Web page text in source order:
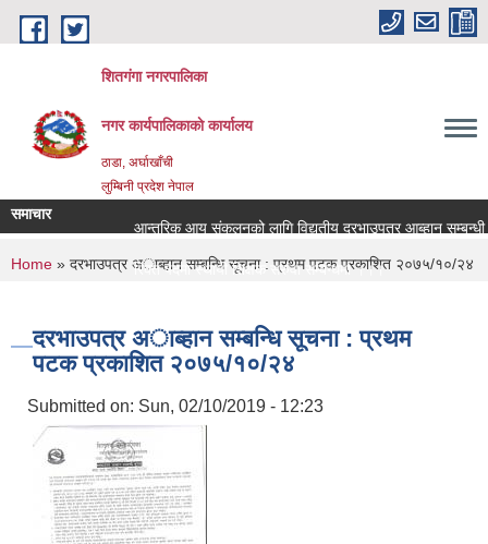
Skip to main content
शितगंगा नगरपालिका
नगर कार्यपालिकाकाे कार्यालय
ठाडा, अर्घाखाँची
लुम्बिनी प्रदेश नेपाल
समाचार
आन्तरिक आय संकलनको लागि विद्युतीय दरभाउपत्र आब्हान सम्बन्धी
रिक्त पदमा स्थायी शिक्षक सरुवा सम्बन्धमा ।।।
You are here
Home » दरभाउपत्र अाब्हान सम्बन्धि सूचना : प्रथम पटक प्रकाशित २०७५/१०/२४
दरभाउपत्र अाब्हान सम्बन्धि सूचना : प्रथम
पटक प्रकाशित २०७५/१०/२४
Submitted on: Sun, 02/10/2019 - 12:23